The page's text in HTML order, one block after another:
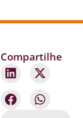
Compartilhe